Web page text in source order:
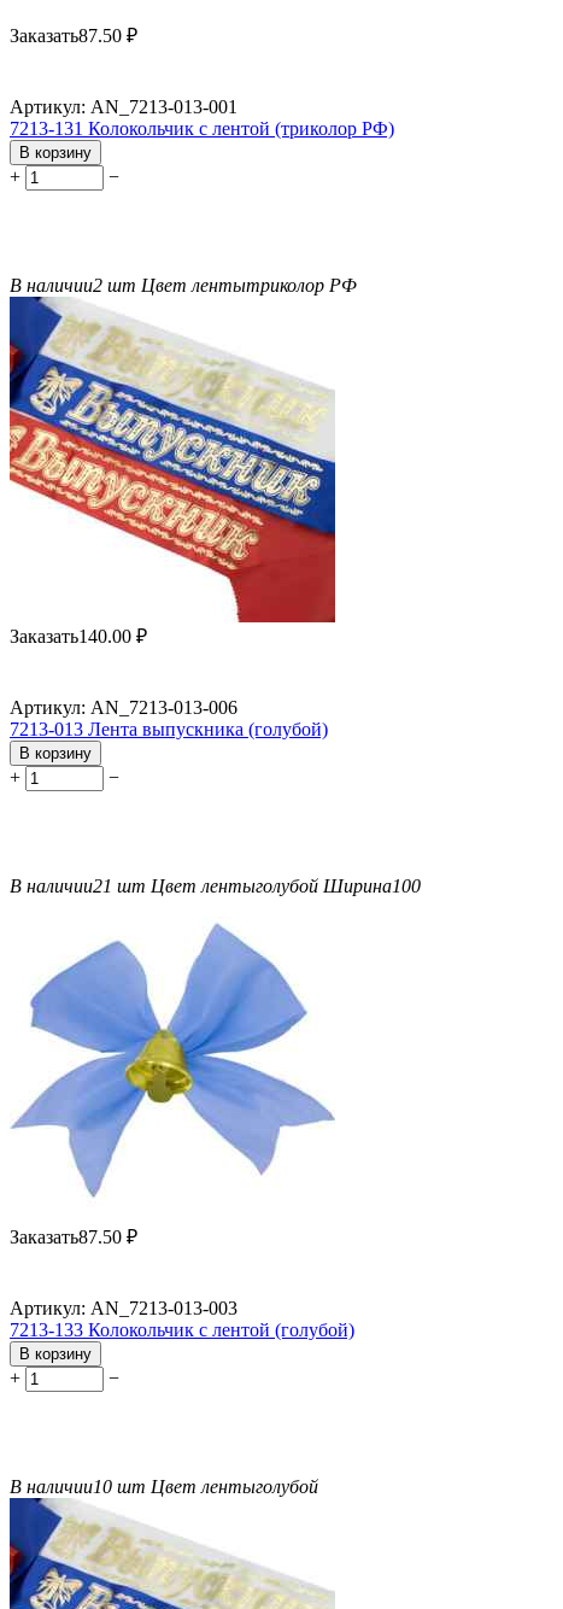
Заказать87.50 ₽
Артикул: AN_7213-013-001
7213-131 Колокольчик с лентой (триколор РФ)
В корзину
+ −
В наличии2 шт Цвет лентытриколор РФ
Заказать140.00 ₽
Артикул: AN_7213-013-006
7213-013 Лента выпускника (голубой)
В корзину
+ −
В наличии21 шт Цвет лентыголубой Ширина100
Заказать87.50 ₽
Артикул: AN_7213-013-003
7213-133 Колокольчик с лентой (голубой)
В корзину
+ −
В наличии10 шт Цвет лентыголубой